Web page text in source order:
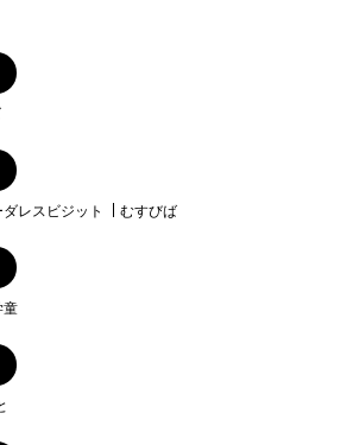
ダレスビジット むすびば
童